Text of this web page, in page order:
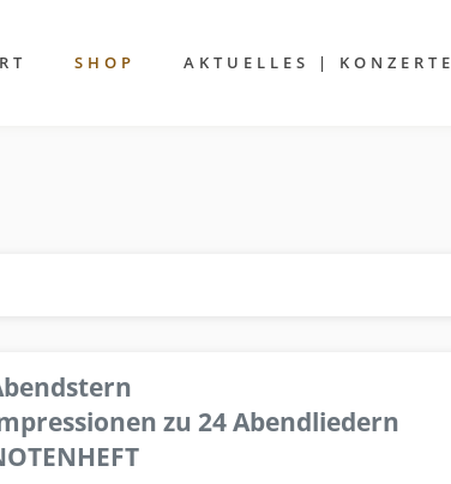
SHOP AKTUELLES | KONZERTE
zu 24 Abendliedern